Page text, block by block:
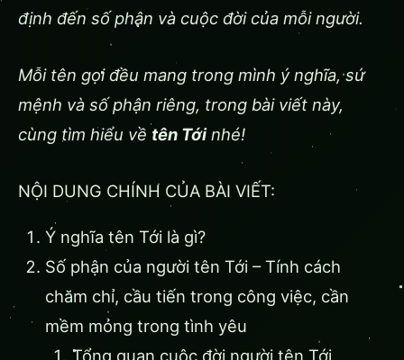
định đến số phận và cuộc đời của mỗi người.
Mỗi tên gọi đều mang trong mình ý nghĩa, sứ
mệnh và số phận riêng, trong bài viết này,
cùng tìm hiểu về tên Tớinhé!
NỘI DUNG CHÍNH CỦA BÀI VIẾT:
Ý nghĩa tên Tới là gì?
Số phận của người tên Tới – Tính cách
chăm chỉ, cầu tiến trong công việc, cần
mềm mỏng trong tình yêu
Tổng quan cuộc đời người tên Tới